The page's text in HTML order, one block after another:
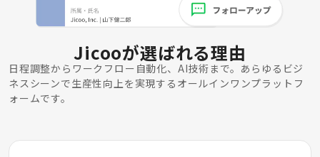
Jicooが選ばれる理由
日程調整からワークフロー自動化、AI技術まで。あらゆるビジ
ネスシーンで生産性向上を実現するオールインワンプラットフ
ォームです。